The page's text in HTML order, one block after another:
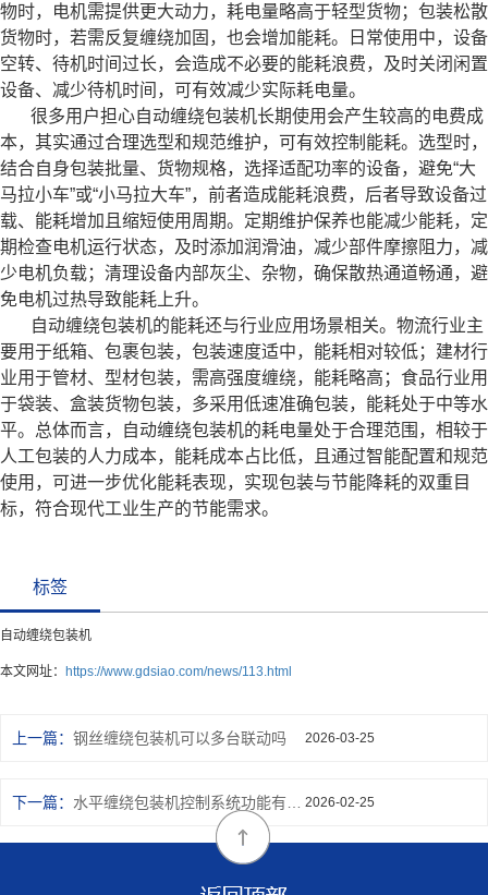
物时，电机需提供更大动力，耗电量略高于轻型货物；包装松散
货物时，若需反复缠绕加固，也会增加能耗。日常使用中，设备
空转、待机时间过长，会造成不必要的能耗浪费，及时关闭闲置
设备、减少待机时间，可有效减少实际耗电量。
很多用户担心自动缠绕包装机长期使用会产生较高的电费成
本，其实通过合理选型和规范维护，可有效控制能耗。选型时，
结合自身包装批量、货物规格，选择适配功率的设备，避免“大
马拉小车”或“小马拉大车”，前者造成能耗浪费，后者导致设备过
载、能耗增加且缩短使用周期。定期维护保养也能减少能耗，定
期检查电机运行状态，及时添加润滑油，减少部件摩擦阻力，减
少电机负载；清理设备内部灰尘、杂物，确保散热通道畅通，避
免电机过热导致能耗上升。
自动缠绕包装机的能耗还与行业应用场景相关。物流行业主
要用于纸箱、包裹包装，包装速度适中，能耗相对较低；建材行
业用于管材、型材包装，需高强度缠绕，能耗略高；食品行业用
于袋装、盒装货物包装，多采用低速准确包装，能耗处于中等水
平。总体而言，自动缠绕包装机的耗电量处于合理范围，相较于
人工包装的人力成本，能耗成本占比低，且通过智能配置和规范
使用，可进一步优化能耗表现，实现包装与节能降耗的双重目
标，符合现代工业生产的节能需求。
标签
自动缠绕包装机
本文网址： https://www.gdsiao.com/news/113.html
上一篇： 钢丝缠绕包装机可以多台联动吗 2026-03-25
下一篇： 2026-02-25